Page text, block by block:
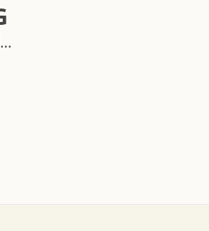
Nắng Flower - Đặt hoa online giá rẻ - Hoa tươi Đà Lạt, Hồ Chí Minh